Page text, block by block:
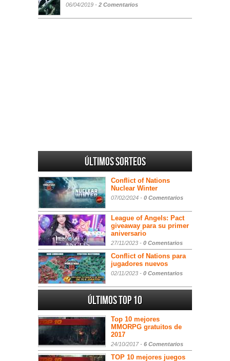
06/04/2019 - 2 Comentarios
Últimos sorteos
Conflict of Nations
Nuclear Winter
07/02/2024 - 0 Comentarios
League of Angels: Pact
giveaway para su primer
aniversario
27/11/2023 - 0 Comentarios
Conflict of Nations para
jugadores nuevos
02/11/2023 - 0 Comentarios
Últimos Top 10
Top 10 mejores
MMORPG gratuitos de
2017
24/10/2017 - 6 Comentarios
TOP 10 mejores juegos